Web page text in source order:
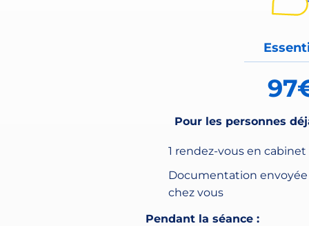
Pour les personnes
1 rendez-vous en cabinet
Documentation
chez vous
Pendant la séance :